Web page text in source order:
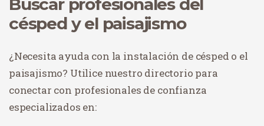
Buscar profesionales del
césped y el paisajismo
¿Necesita ayuda con la instalación de césped o el
paisajismo? Utilice nuestro directorio para
conectar con profesionales de confianza
especializados en: